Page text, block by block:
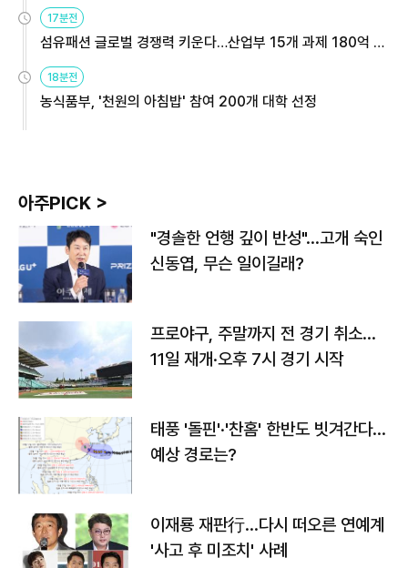
17분전
섬유패션 글로벌 경쟁력 키운다…산업부 15개 과제 180억 지
18분전
농식품부, '천원의 아침밥' 참여 200개 대학 선정
아주PICK >
"경솔한 언행 깊이 반성"…고개 숙인
신동엽, 무슨 일이길래?
프로야구, 주말까지 전 경기 취소…
11일 재개·오후 7시 경기 시작
태풍 '돌핀'·'찬홈' 한반도 빗겨간다…
예상 경로는?
이재룡 재판行…다시 떠오른 연예계
'사고 후 미조치' 사례